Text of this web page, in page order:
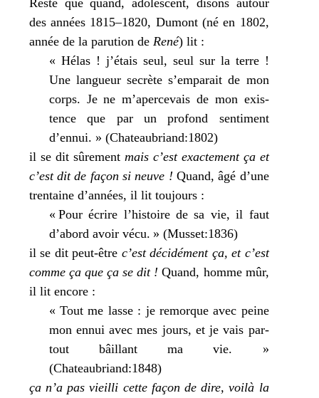
des années 1815–1820, Dumont (né en 1802,
année de la paru­tion de René) lit :
« Hélas ! j’étais seul, seul sur la terre !
Une lan­gueur secrète s’emparait de mon
corps. Je ne m’apercevais de mon exis­
tence que par un pro­fond sen­ti­ment
d’ennui. » (Chateaubriand:1802)
il se dit sûre­ment mais c’est exac­te­ment ça et
c’est dit de façon si neuve ! Quand, âgé d’une
tren­taine d’années, il lit tou­jours :
« Pour écrire l’histoire de sa vie, il faut
d’abord avoir vécu. » (Musset:1836)
il se dit peut-être c’est déci­dé­ment ça, et c’est
comme ça que ça se dit ! Quand, homme mûr,
il lit encore :
« Tout me lasse : je remorque avec peine
mon ennui avec mes jours, et je vais par­
tout bâillant ma vie. »
(Chateaubriand:1848)
ça n’a pas vieilli cette façon de dire, voi­là la